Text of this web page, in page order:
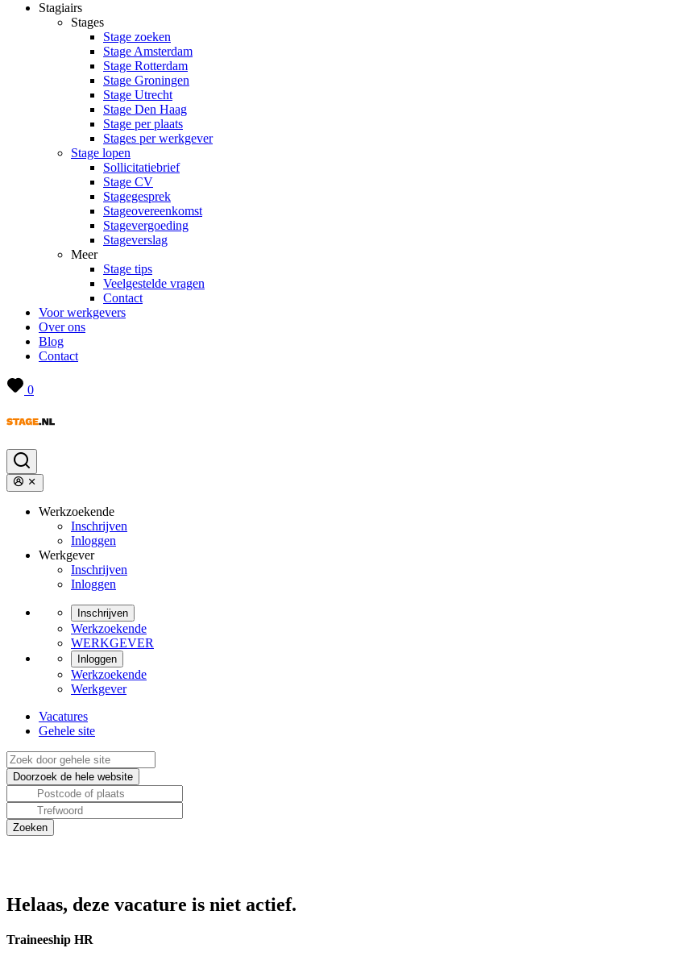
Stagiairs
Stages
Stage zoeken
Stage Amsterdam
Stage Rotterdam
Stage Groningen
Stage Utrecht
Stage Den Haag
Stage per plaats
Stages per werkgever
Stage lopen
Sollicitatiebrief
Stage CV
Stagegesprek
Stageovereenkomst
Stagevergoeding
Stageverslag
Meer
Stage tips
Veelgestelde vragen
Contact
Voor werkgevers
Over ons
Blog
Contact
0
Werkzoekende
Inschrijven
Inloggen
Werkgever
Inschrijven
Inloggen
Inschrijven
Werkzoekende
WERKGEVER
Inloggen
Werkzoekende
Werkgever
Vacatures
Gehele site
Helaas, deze vacature is niet actief.
Traineeship HR